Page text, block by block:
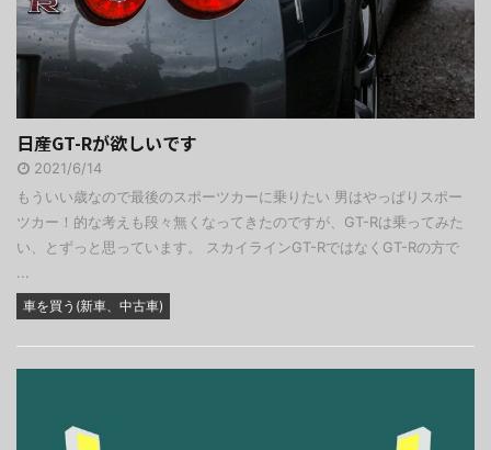
日産GT-Rが欲しいです
2021/6/14
もういい歳なので最後のスポーツカーに乗りたい 男はやっぱりスポー
ツカー！的な考えも段々無くなってきたのですが、GT-Rは乗ってみた
い、とずっと思っています。 スカイラインGT-RではなくGT-Rの方で
...
車を買う(新車、中古車)